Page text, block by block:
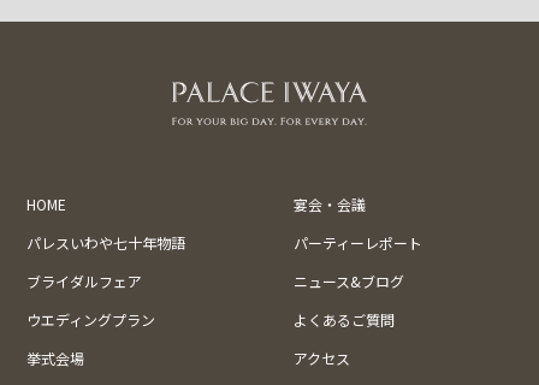
HOME
宴会・会議
パレスいわや七十年物語
パーティーレポート
ブライダルフェア
ニュース&ブログ
ウエディングプラン
よくあるご質問
挙式会場
アクセス